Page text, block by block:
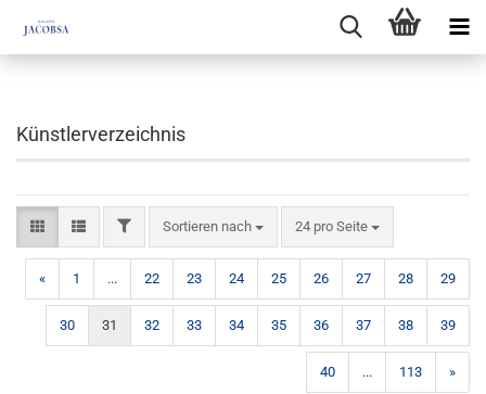
Künstlerverzeichnis
FILTERSortieren nach
Sortieren nach 24 pro Seite
pro Seite
« 1 ... 22 23 24 25 26 27 28 29
30 31 32 33 34 35 36 37 38 39
40 ... 113 »